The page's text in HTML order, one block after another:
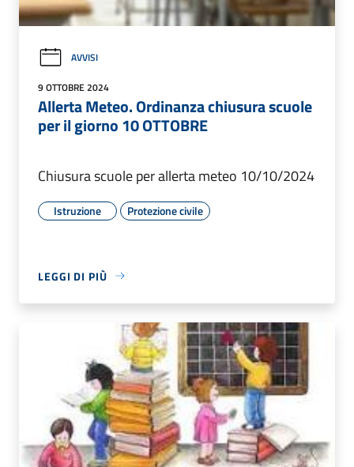
AVVISI
9 OTTOBRE 2024
Allerta Meteo. Ordinanza chiusura scuole
per il giorno 10 OTTOBRE
Chiusura scuole per allerta meteo 10/10/2024
Istruzione Protezione civile
LEGGI DI PIÙ